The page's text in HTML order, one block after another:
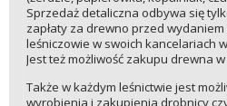
Sprzedaż detaliczna odbywa się
zapłaty za drewno przed
leśniczowie w swoich kancelariach
Jest też możliwość zakupu drewna
Także w każdym leśnictwie jest
wyrobienia i zakupienia drobnicy